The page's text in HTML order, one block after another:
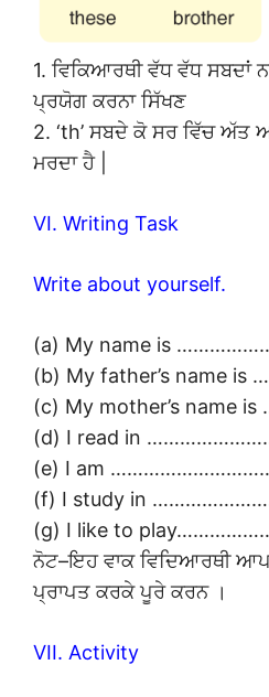
1. ਵਿਕਿਆਰਥੀ ਵੱਧ ਵੱਧ ਸਬਦਾਂ
ਪ੍ਰਯੋਗ ਕਰਨਾ ਸਿੱਖਣ
2. ‘th’ ਸਬਦੇ ਕੋ ਸਰ ਵਿੱਚ ਅੱਤ
ਮਰਦਾ ਹੈ |
VI. Writing Task
Write about yourself.
(a) My name is
(b) My father’s name
(c) My mother’s
(d) I read in
(e) I am
(f) I study in
(g) I like to
ਨੋਟ–ਇਹ ਵਾਕ ਵਿਦਿਆਰਥੀ
ਪ੍ਰਾਪਤ ਕਰਕੇ ਪੂਰੇ ਕਰਨ ।
VII. Activity